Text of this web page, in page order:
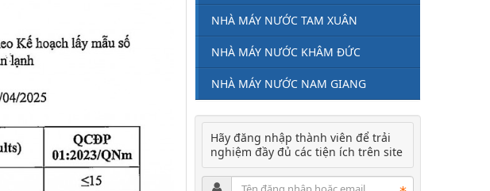
NHÀ MÁY NƯỚC TAM XUÂN
NHÀ MÁY NƯỚC KHÂM ĐỨC
NHÀ MÁY NƯỚC NAM GIANG
Hãy đăng nhập thành viên để trải
nghiệm đầy đủ các tiện ích trên site